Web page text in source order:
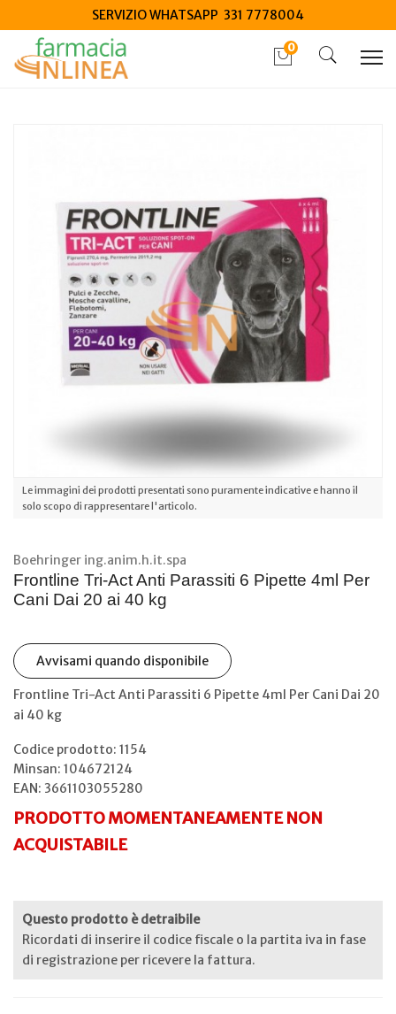
SERVIZIO WHATSAPP 331 7778004
0
Le immagini dei prodotti presentati sono puramente indicative e hanno il
solo scopo di rappresentare l'articolo.
Boehringer ing.anim.h.it.spa
Frontline Tri-Act Anti Parassiti 6 Pipette 4ml Per
Cani Dai 20 ai 40 kg
Avvisami quando disponibile
Frontline Tri-Act Anti Parassiti 6 Pipette 4ml Per Cani Dai 20
ai 40 kg
Codice prodotto: 1154
Minsan: 104672124
EAN: 3661103055280
PRODOTTO MOMENTANEAMENTE NON
ACQUISTABILE
Questo prodotto è detraibile
Ricordati di inserire il codice fiscale o la partita iva in fase
di registrazione per ricevere la fattura.